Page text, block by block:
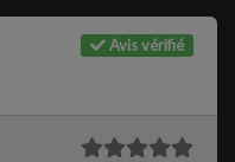
Avis vérifié